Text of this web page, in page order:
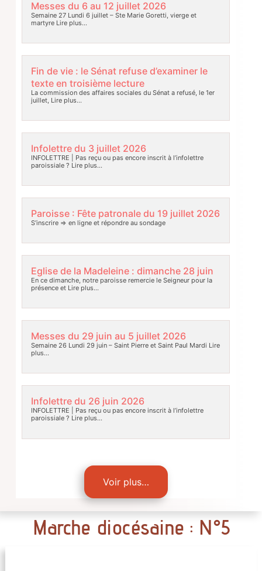
Messes du 6 au 12 juillet 2026
Semaine 27 Lundi 6 juillet – Ste Marie Goretti, vierge et
martyreLire plus…
Fin de vie : le Sénat refuse d’examiner le
texte en troisième lecture
La commission des affaires sociales du Sénat a refusé, le 1er
juillet, Lire plus…
Infolettre du 3 juillet 2026
INFOLETTRE | Pas reçu ou pas encore inscrit à l’infolettre
paroissiale ? Lire plus…
Paroisse : Fête patronale du 19 juillet 2026
S’inscrire => en ligne et répondre au sondage
Eglise de la Madeleine : dimanche 28 juin
En ce dimanche, notre paroisse remercie le Seigneur pour la
présence etLire plus…
Messes du 29 juin au 5 juillet 2026
Semaine 26 Lundi 29 juin – Saint Pierre et Saint Paul Mardi Lire
plus…
Infolettre du 26 juin 2026
INFOLETTRE | Pas reçu ou pas encore inscrit à l’infolettre
paroissiale ? Lire plus…
Voir plus…
Marche diocésaine : N°5